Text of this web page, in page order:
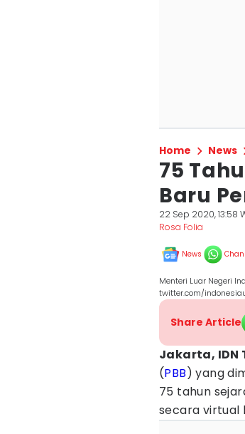
Home News
75
Baru
22 Sep 2020, 13:58
Rosa Folia
News
Menteri Luar Negeri
twitter.com/
Share Article
Jakarta, IDN
(PBB) yang
75 tahun
secara virtual